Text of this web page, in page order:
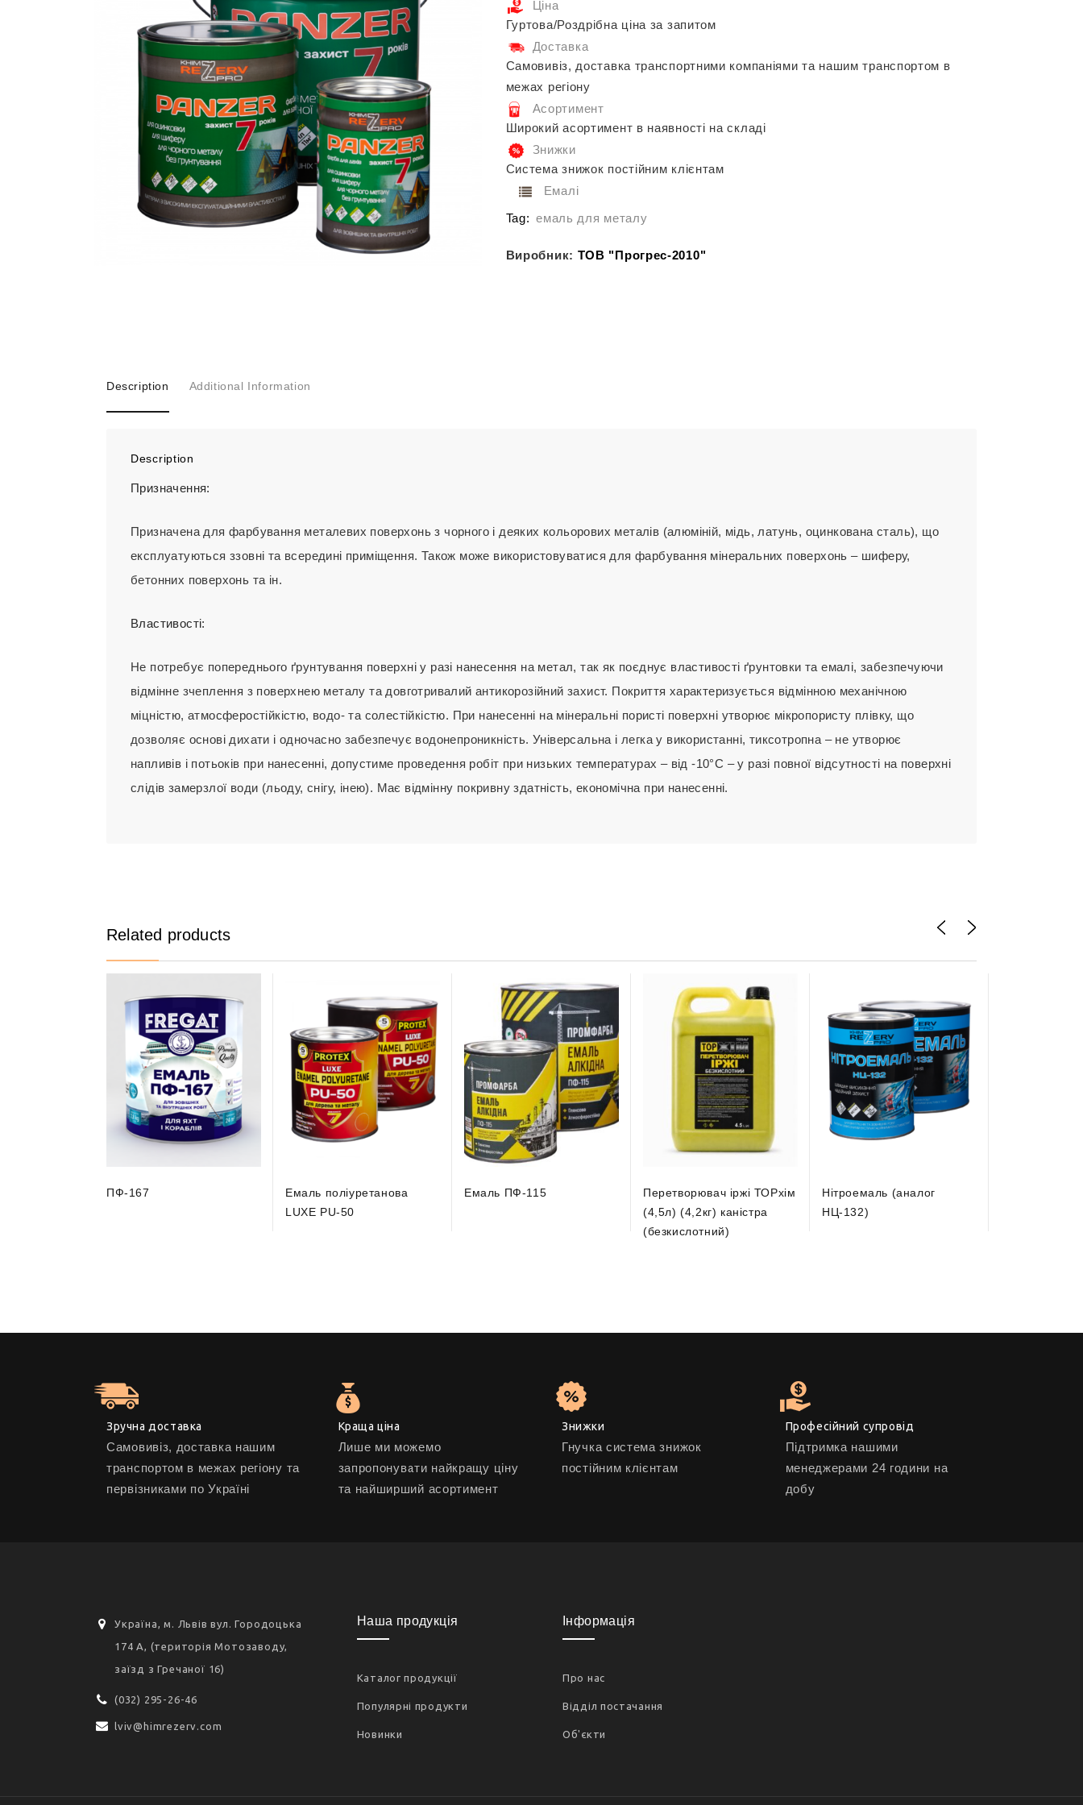
Ціна
Гуртова/Роздрібна ціна за запитом
Доставка
Самовивіз, доставка транспортними компаніями та нашим транспортом в
межах регіону
Асортимент
Широкий асортимент в наявності на складі
Знижки
Система знижок постійним клієнтам
Емалі
Tag: емаль для металу
Виробник: ТОВ "Прогрес-2010"
Description Additional Information
Description
Призначення:
Призначена для фарбування металевих поверхонь з чорного і деяких кольорових металів (алюміній, мідь, латунь, оцинкована сталь), що
експлуатуються ззовні та всередині приміщення. Також може використовуватися для фарбування мінеральних поверхонь – шиферу,
бетонних поверхонь та ін.
Властивості:
Не потребує попереднього ґрунтування поверхні у разі нанесення на метал, так як поєднує властивості ґрунтовки та емалі, забезпечуючи
відмінне зчеплення з поверхнею металу та довготривалий антикорозійний захист. Покриття характеризується відмінною механічною
міцністю, атмосферостійкістю, водо- та солестійкістю. При нанесенні на мінеральні пористі поверхні утворює мікропористу плівку, що
дозволяє основі дихати і одночасно забезпечує водонепроникність. Універсальна і легка у використанні, тиксотропна – не утворює
напливів і потьоків при нанесенні, допустиме проведення робіт при низьких температурах – від -10°С – у разі повної відсутності на поверхні
слідів замерзлої води (льоду, снігу, інею). Має відмінну покривну здатність, економічна при нанесенні.
Related products
ПФ-167
Емаль поліуретанова
LUXE PU-50
Емаль ПФ-115
Перетворювач іржі ТОРхім
(4,5л) (4,2кг) каністра
(безкислотний)
Нітроемаль (аналог
НЦ-132)
Зручна доставка
Самовивіз, доставка нашим
транспортом в межах регіону та
первізниками по Україні
Краща ціна
Лише ми можемо
запропонувати найкращу ціну
та найширший асортимент
Знижки
Гнучка система знижок
постійним клієнтам
Професійний супровід
Підтримка нашими
менеджерами 24 години на
добу
Україна, м. Львів вул. Городоцька
174 А, (територія Мотозаводу,
заїзд з Гречаної 16)
(032) 295-26-46
lviv@himrezerv.com
Наша продукція
Каталог продукції
Популярні продукти
Новинки
Інформація
Про нас
Відділ постачання
Об'єкти